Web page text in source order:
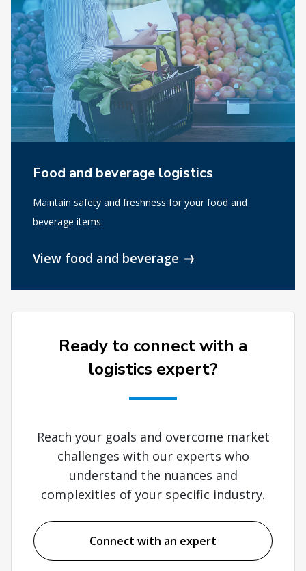
Food and beverage logistics
Maintain safety and freshness for your food and
beverage items.
View food and beverage
Ready to connect with a
logistics expert?
Reach your goals and overcome market
challenges with our experts who
understand the nuances and
complexities of your specific industry.
Connect with an expert